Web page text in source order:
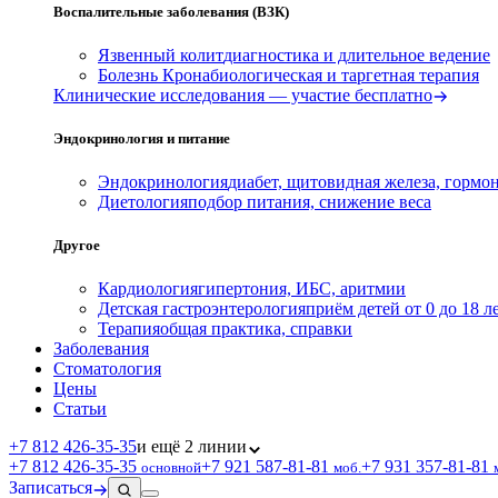
Воспалительные заболевания (ВЗК)
Язвенный колитдиагностика и длительное ведение
Болезнь Кронабиологическая и таргетная терапия
Клинические исследования — участие бесплатно
Эндокринология и питание
Эндокринологиядиабет, щитовидная железа,
Диетологияподбор питания, снижение веса
Другое
Кардиологиягипертония, ИБС, аритмии
Детская гастроэнтерологияприём детей от 0 до 18
Терапияобщая практика, справки
Заболевания
Стоматология
Цены
Статьи
+7 812 426‑35‑35и ещё 2 линии
+7 812 426‑35‑35 основной+7 921 587‑81‑81 моб.+7 931 357‑81‑81
Записаться